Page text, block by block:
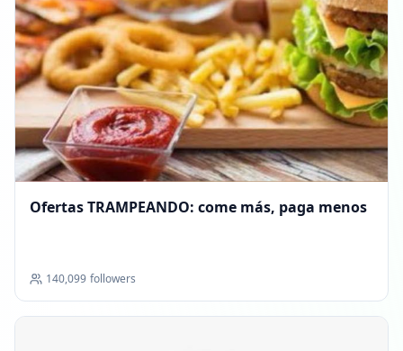
Ofertas TRAMPEANDO: come más, paga menos
140,099 followers